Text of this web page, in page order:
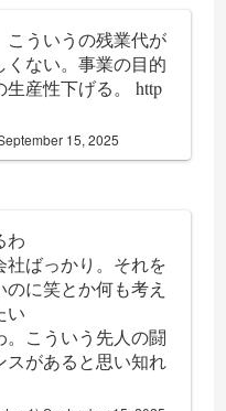
こういうの残業代が
くない。事業の目的
生産性下げる。http
15, 2025
わ
ばっかり。それを
に笑とか何も考え
い
。こういう先人の闘
スがあると思い知れ